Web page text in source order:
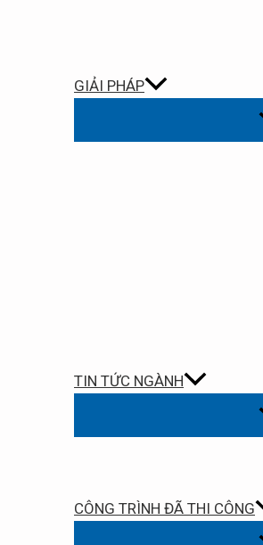
GIẢI PHÁP
TIN TỨC NGÀNH
CÔNG TRÌNH ĐÃ THI CÔNG